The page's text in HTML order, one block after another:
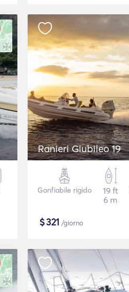
Ranieri Giubileo 19
Gonfiabile rigido
19 ft
6 m
$321 /giorno